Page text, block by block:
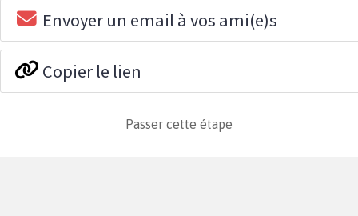
Envoyer un email à vos ami(e)s
Copier le lien
Passer cette étape